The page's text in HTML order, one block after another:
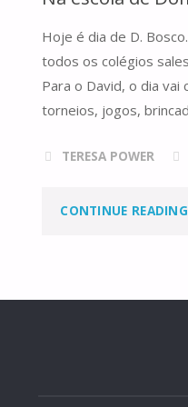
Hoje é dia de D.
todos os colégios
Para o David, o dia vai
torneios, jogos,
TERESA POWER
CONTINUE READING